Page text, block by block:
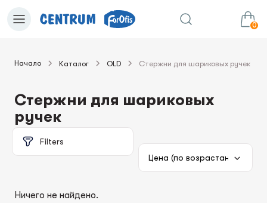
0
Начало Каталог OLD Стержни для шариковых ручек
Стержни для шариковых
ручек
Filters
Ничего не найдено.